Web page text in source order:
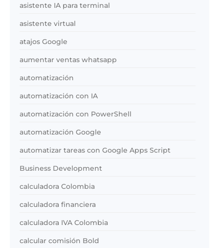
asistente IA para terminal
asistente virtual
atajos Google
aumentar ventas whatsapp
automatización
automatización con IA
automatización con PowerShell
automatización Google
automatizar tareas con Google Apps Script
Business Development
calculadora Colombia
calculadora financiera
calculadora IVA Colombia
calcular comisión Bold